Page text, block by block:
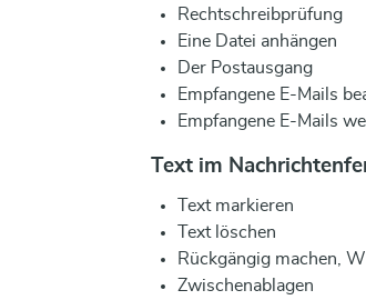
Rechtschreibprüfung
Eine Datei anhängen
Der Postausgang
Empfangene E-Mails
Empfangene E-Mails
Text im
Text markieren
Text löschen
Rückgängig machen,
Zwischenablagen